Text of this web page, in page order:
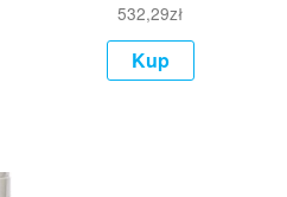
532,29zł
Kup